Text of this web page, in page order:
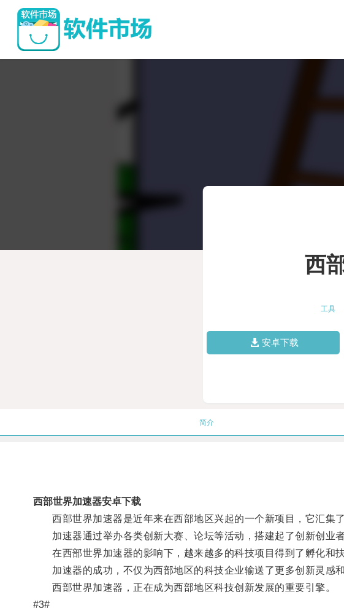
西
工具
安卓下载
简介
西部世界加速器安卓下载
西部世界加速器是近年来在西部地区兴起的一个新项目，它汇集
加速器通过举办各类创新大赛、论坛等活动，搭建起了创新创业
在西部世界加速器的影响下，越来越多的科技项目得到了孵化和扶
加速器的成功，不仅为西部地区的科技企业输送了更多创新灵感和
西部世界加速器，正在成为西部地区科技创新发展的重要引擎。
#3#